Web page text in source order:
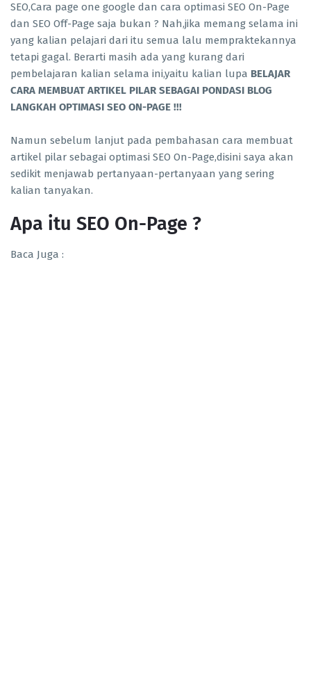
SEO,Cara page one google dan cara optimasi SEO On-Page
dan SEO Off-Page saja bukan ? Nah,jika memang selama ini
yang kalian pelajari dari itu semua lalu mempraktekannya
tetapi gagal. Berarti masih ada yang kurang dari
pembelajaran kalian selama ini,yaitu kalian lupa BELAJAR
CARA MEMBUAT ARTIKEL PILAR SEBAGAI PONDASI BLOG
LANGKAH OPTIMASI SEO ON-PAGE !!!
Namun sebelum lanjut pada pembahasan cara membuat
artikel pilar sebagai optimasi SEO On-Page,disini saya akan
sedikit menjawab pertanyaan-pertanyaan yang sering
kalian tanyakan.
Apa itu SEO On-Page ?
Baca Juga :